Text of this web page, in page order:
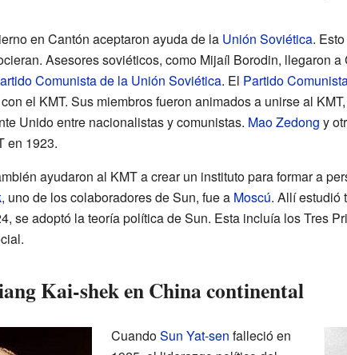
en Cantón aceptaron ayuda de la Unión Soviética.
Asesores soviéticos, como Mijaíl Borodin, llegaron
Comunista de la Unión Soviética. El Partido
el KMT. Sus miembros fueron animados a unirse al
Unido entre nacionalistas y comunistas. Mao Zedong y
en 1923.
ayudaron al KMT a crear un instituto para formar a
, uno de los colaboradores de Sun, fue a Moscú. Allí estudió
se adoptó la teoría política de Sun. Esta incluía los Tres
Kai-shek en China continental
CuandoSun Yat-sen falleció en